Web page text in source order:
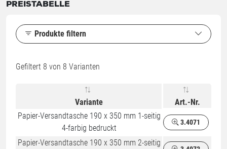
PREISTABELLE
Produkte filtern
Gefiltert 8 von 8 Varianten
Variante
Art.-Nr.
Papier-Versandtasche 190 x 350 mm 1-seitig
4-farbig bedruckt
3.4071
Papier-Versandtasche 190 x 350 mm 2-seitig